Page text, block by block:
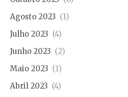
Agosto 2023 (1)
Julho 2023 (4)
Junho 2023 (2)
Maio 2023 (1)
Abril 2023 (4)